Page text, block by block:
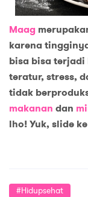
Maag
karena
bisa bisa terjadi
teratur, stress,
tidak
makanan dan
lho! Yuk, slide
#hidupsehat